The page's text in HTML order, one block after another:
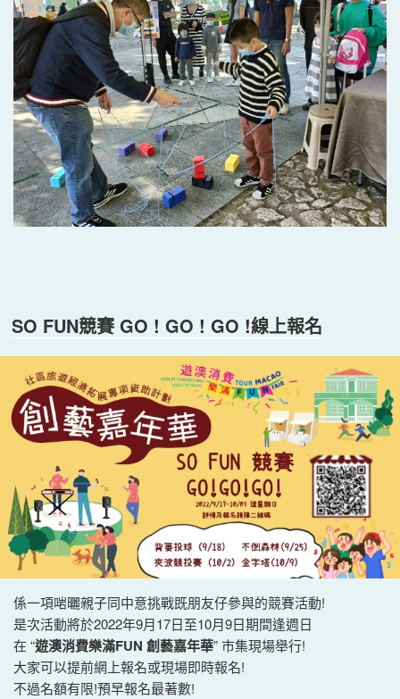
SO FUN競賽 GO ! GO ! GO !線上報名
係一項啱曬親子同中意挑戰既朋友仔參與的競賽活動!
是次活動將於2022年9月17日至10月9日期間逢週日
在 “遊澳消費樂滿FUN 創藝嘉年華” 市集現場舉行!
大家可以提前網上報名或現場即時報名!
不過名額有限!預早報名最著數!